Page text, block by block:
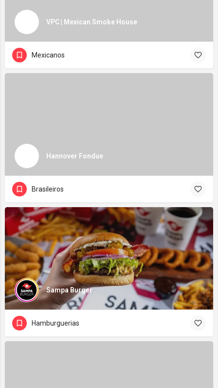
VPC | Mexican Smoke House
Mexicanos
Hannover Fondue
Brasileiros
Sampa Burger
Hamburguerias